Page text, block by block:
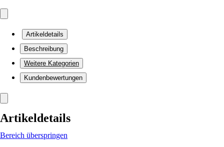
Artikeldetails
Beschreibung
Weitere Kategorien
Kundenbewertungen
Artikeldetails
Bereich überspringen